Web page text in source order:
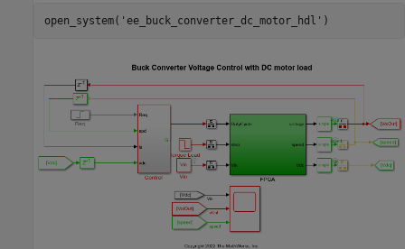
open_system( 'ee_buck_converter_dc_motor_hdl'